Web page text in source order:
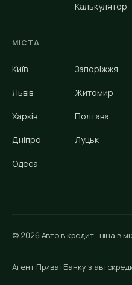
Калькулятор
МІСТА
Київ
Львів
Харків
Дніпро
Одеса
Запоріжжя
Житомир
Полтава
Луцьк
© 2026 Авто в кредит · ціна в
Агент ПриватБанку з